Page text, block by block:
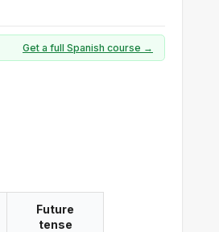
Get a full Spanish course →
Future
tense